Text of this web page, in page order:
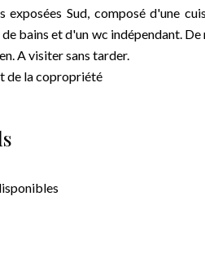
exposées Sud, composé d'une
bains et d'un wc indépendant.
A visiter sans tarder.
de la copropriété